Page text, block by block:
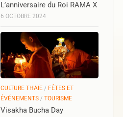
L’anniversaire du Roi RAMA X
6 OCTOBRE 2024
CULTURE THAÏE / FÊTES ET
ÉVÉNEMENTS / TOURISME
Visakha Bucha Day